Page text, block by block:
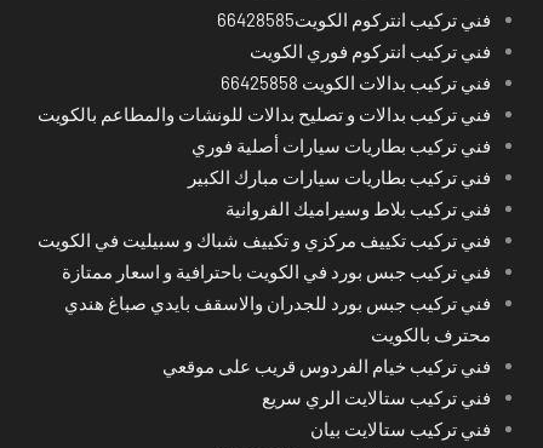
فني تركيب انتركوم الكويت66428585
فني تركيب انتركوم فوري الكويت
فني تركيب بدالات الكويت 66425858
فني تركيب بدالات و تصليح بدالات للونشات والمطاعم بالكويت
فني تركيب بطاريات سيارات أصلية فوري
فني تركيب بطاريات سيارات مبارك الكبير
فني تركيب بلاط وسيراميك الفروانية
فني تركيب تكييف مركزي و تكييف شباك و سبيليت في الكويت
فني تركيب جبس بورد في الكويت باحترافية و اسعار ممتازة
فني تركيب جبس بورد للجدران والاسقف بايدي صباغ هندي
محترف بالكويت
فني تركيب خيام الفردوس قريب على موقعي
فني تركيب ستالايت الري سريع
فني تركيب ستالايت بيان